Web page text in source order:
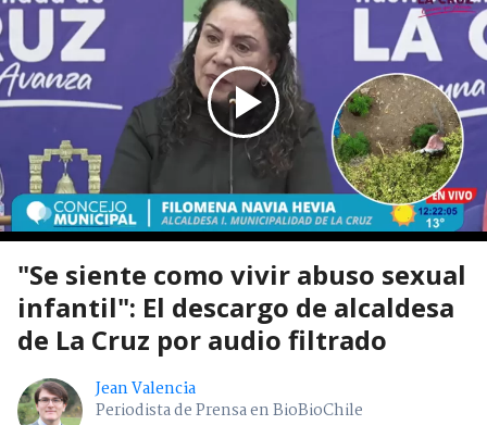
"Se siente como vivir abuso sexual
infantil": El descargo de alcaldesa
de La Cruz por audio filtrado
Jean Valencia
Periodista de Prensa en BioBioChile